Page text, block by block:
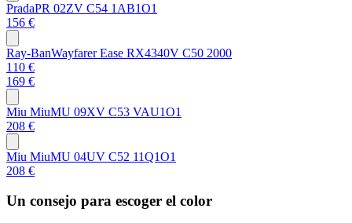
PradaPR 02ZV C54 1AB1O1
156 €
Ray-BanWayfarer Ease RX4340V C50 2000
110 €
169 €
Miu MiuMU 09XV C53 VAU1O1
208 €
Miu MiuMU 04UV C52 11Q1O1
208 €
Un consejo para escoger el color